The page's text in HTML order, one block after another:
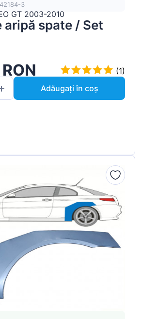
3
GT 2003-2010
aripă spate / Set
(1)
Adăugați în coș